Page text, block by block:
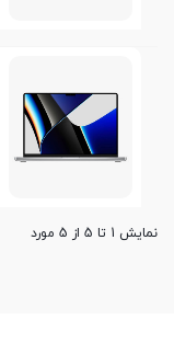
نمایش 1 تا 5 از 5 مورد